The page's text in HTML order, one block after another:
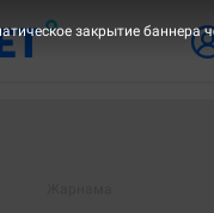
закрытие баннера